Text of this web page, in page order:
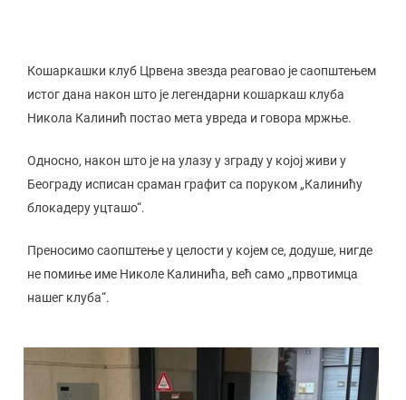
Кошаркашки клуб Црвена звезда реаговао је саопштењем
истог дана након што је легендарни кошаркаш клуба
Никола Калинић постао мета увреда и говора мржње.
Односно, након што је на улазу у зграду у којој живи у
Београду исписан сраман графит са поруком „Калинићу
блокадеру уцташо“.
Преносимо саопштење у целости у којем се, додуше, нигде
не помиње име Николе Калинића, већ само „првотимца
нашег клуба“.